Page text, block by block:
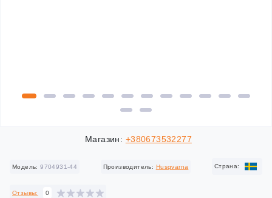
Магазин: +380673532277
Модель: 9704931-44 Производитель: Husqvarna Cтрана:
Отзывы: 0